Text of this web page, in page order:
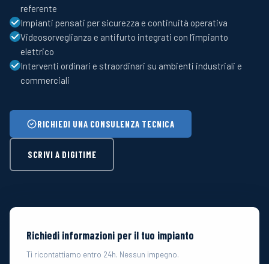
referente
Impianti pensati per sicurezza e continuità operativa
Videosorveglianza e antifurto integrati con l’impianto
elettrico
Interventi ordinari e straordinari su ambienti industriali e
commerciali
RICHIEDI UNA CONSULENZA TECNICA
SCRIVI A DIGITIME
Richiedi informazioni per il tuo impianto
Ti ricontattiamo entro 24h. Nessun impegno.